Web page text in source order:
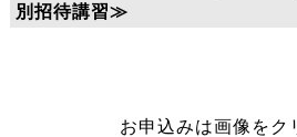
別招待講習≫
お申込みは画像をク